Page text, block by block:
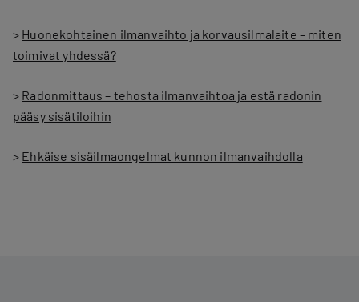
> Huonekohtainen ilmanvaihto ja korvausilmalaite – miten
toimivat yhdessä?
> Radonmittaus – tehosta ilmanvaihtoa ja estä radonin
pääsy sisätiloihin
> Ehkäise sisäilmaongelmat kunnon ilmanvaihdolla